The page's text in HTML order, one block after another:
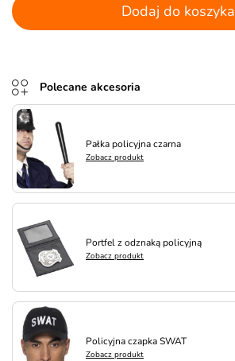
Dodaj do koszyka
Polecane akcesoria
Pałka policyjna czarna
Zobacz produkt
Portfel z odznaką policyjną
Zobacz produkt
Policyjna czapka SWAT
Zobacz produkt